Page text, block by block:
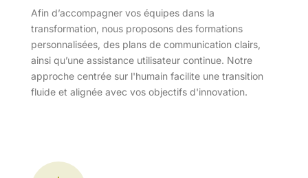
Afin d’accompagner vos équipes dans la
transformation, nous proposons des formations
personnalisées, des plans de communication clairs,
ainsi qu’une assistance utilisateur continue. Notre
approche centrée sur l'humain facilite une transition
fluide et alignée avec vos objectifs d'innovation.​